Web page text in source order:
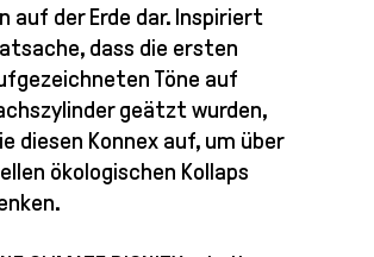
auf der Erde dar. Inspiriert
dass die ersten
Töne auf
geätzt wurden,
diesen Konnex auf, um über
ökologischen Kollaps